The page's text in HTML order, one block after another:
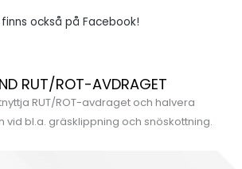
finns också på Facebook!
RUT/ROT-AVDRAGET
RUT/ROT-avdraget och halvera
vid bl.a. gräsklippning och snöskottning.